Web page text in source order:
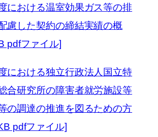
における温室効果ガス等の排
慮した契約の締結実績の概
pdfファイル]
における独立行政法人国立特
合研究所の障害者就労施設等
の調達の推進を図るための方
pdfファイル]